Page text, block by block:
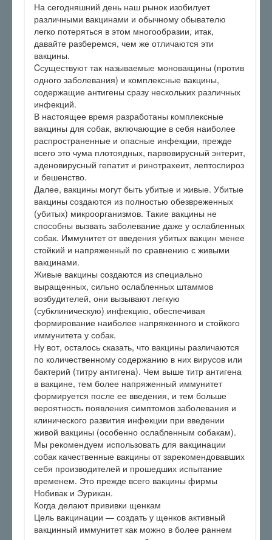
На сегодняшний день наш рынок изобилует
различными вакцинами и обычному обывателю
легко потеряться в этом многообразии, итак,
давайте разберемся, чем же отличаются эти
вакцины.
Cсуществуют так называемые моновакцины (против
одного заболевания) и комплексные вакцины,
содержащие антигены сразу нескольких различных
инфекций.
В настоящее время разработаны комплексные
вакцины для собак, включающие в себя наиболее
распространенные и опасные инфекции, прежде
всего это чума плотоядных, парвовирусный энтерит,
аденовирусный гепатит и ринотрахеит, лептоспироз
и бешенство.
Далее, вакцины могут быть убитые и живые. Убитые
вакцины создаются из полностью обезвреженных
(убитых) микроорганизмов. Такие вакцины не
способны вызвать заболевание даже у ослабленных
собак. Иммунитет от введения убитых вакцин менее
стойкий и напряженный по сравнению с живыми
вакцинами.
Живые вакцины создаются из специально
выращенных, сильно ослабленных штаммов
возбудителей, они вызывают легкую
(субклиническую) инфекцию, обеспечивая
формирование наиболее напряженного и стойкого
иммунитета у собак.
Ну вот, осталось сказать, что вакцины различаются
по количественному содержанию в них вирусов или
бактерий (титру антигена). Чем выше титр антигена
в вакцине, тем более напряженный иммунитет
формируется после ее введения, и тем больше
вероятность появления симптомов заболевания и
клинического развития инфекции при введении
живой вакцины (особенно ослабленным собакам).
Мы рекомендуем использовать для вакцинации
собак качественные вакцины от зарекомендовавших
себя производителей и прошедших испытание
временем. Это прежде всего вакцины фирмы
Нобивак и Эурикан.
Когда делают прививки щенкам
Цель вакцинации — создать у щенков активный
вакцинный иммунитет как можно в более раннем